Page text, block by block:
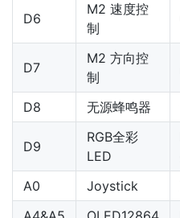
D6
M2 速度控
制
D7
M2 方向控
制
D8 无源蜂鸣器
D9
RGB全彩
LED
A0
Joystick